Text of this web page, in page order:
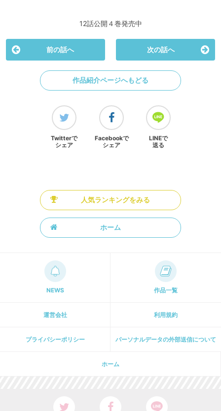
12話公開４巻発売中
前の話へ 次の話へ
作品紹介ページへもどる
Twitterで
シェア
Facebookで
シェア
LINEで
送る
人気ランキングをみる
ホーム
NEWS 作品一覧
運営会社 利用規約
プライパシーポリシー パーソナルデータの外部送信について
ホーム